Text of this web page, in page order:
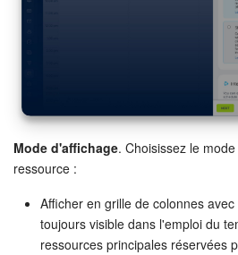
Mode d'affichage. Choisissez le
ressource :
Afficher en grille de colonnes
toujours visible dans l'emploi du
ressources principales réservées